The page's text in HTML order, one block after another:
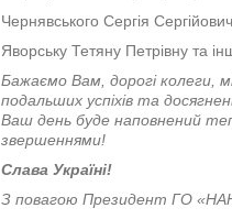
Чернявського Сергія
Яворську Тетяну Петрівну та
Бажаємо Вам, дорогі колеги,
подальших успіхів та
Ваш день буде наповнений
звершеннями!
Слава Україні!
З повагою Президент ГО